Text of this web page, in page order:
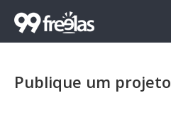
Publique um projeto